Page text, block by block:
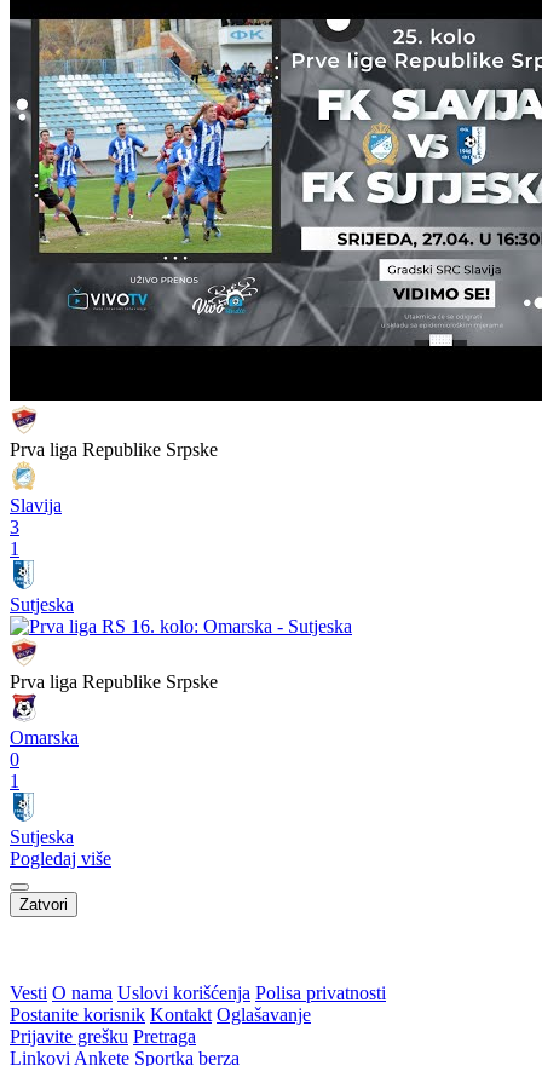
Prva liga Republike Srpske
Slavija
3
1
Sutjeska
Prva liga Republike Srpske
Omarska
0
1
Sutjeska
Pogledaj više
Zatvori
Sada i zvanično: Mohamed
Salah predstavljen u novom
klubu, kompletirana je
Ćurdo se vratio među